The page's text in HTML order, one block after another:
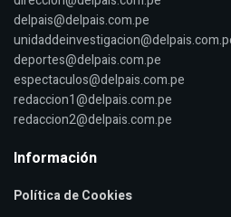
delpais@delpais.com.pe
deportes@delpais.com.pe
espectaculos@delpais.com.pe
redaccion1@delpais.com.pe
redaccion2@delpais.com.pe
Información
Política de Cookies